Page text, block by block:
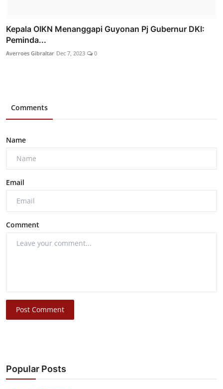
Kepala OIKN Menanggapi Guyonan Pj Gubernur DKI:
Peminda...
Averroes Gibraltar Dec 7, 2023 0
Comments
Name
Email
Comment
Post Comment
Popular Posts